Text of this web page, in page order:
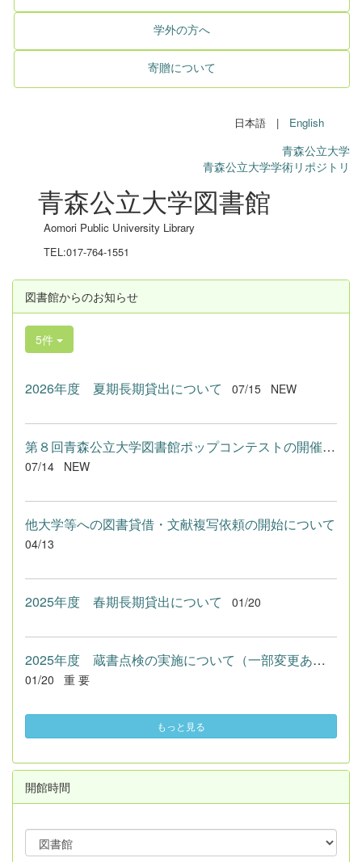
学外の方へ
寄贈について
日本語 | English
青森公立大学
青森公立大学学術リポジトリ
青森公立大学図書館
Aomori Public University Library
TEL:017-764-1551
図書館からのお知らせ
5件
2026年度 夏期長期貸出について 07/15 NEW
第８回青森公立大学図書館ポップコンテストの開催について
07/14 NEW
他大学等への図書貸借・文献複写依頼の開始について
04/13
2025年度 春期長期貸出について 01/20
2025年度 蔵書点検の実施について（一部変更あり）
01/20 重 要
もっと見る
開館時間